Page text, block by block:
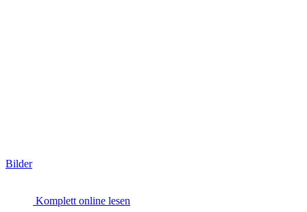
Bilder
Komplett online lesen